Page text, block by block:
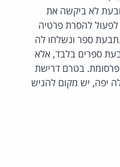
תנאי החריג בסעיף 30א(ג) לחוק: 1. התובעת מסרה את פרטיה; 2. התובעת לא ביקשה את
החל בשנת 2004 והיה באפשרותה לפעול להסרת פרטיה
לכניסת החוק לתוקף); 3. אמנם קנתה הנתבעת ספר ונשלחו לה
ספרים בלבד, אלא
בטרם דרישת
0 ש"ח ורק אם דבר זה לא עולה יפה, יש מקום להגיש